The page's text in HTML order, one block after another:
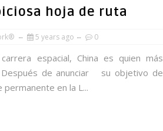
hoja de ruta
5 years ago 0
espacial, China es quien más
Después de anunciar su objetivo de
permanente en la L...